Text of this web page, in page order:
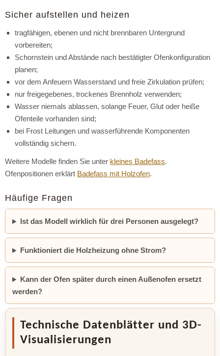
Sicher aufstellen und heizen
tragfähigen, ebenen und nicht brennbaren Untergrund
vorbereiten;
Schornstein und Abstände nach bestätigter Ofenkonfiguration
planen;
vor dem Anfeuern Wasserstand und freie Zirkulation prüfen;
nur freigegebenes, trockenes Brennholz verwenden;
Wasser niemals ablassen, solange Feuer, Glut oder heiße
Ofenteile vorhanden sind;
bei Frost Leitungen und wasserführende Komponenten
vollständig sichern.
Weitere Modelle finden Sie unter kleines Badefass.
Ofenpositionen erklärt Badefass mit Holzofen.
Häufige Fragen
Ist das Modell wirklich für drei Personen ausgelegt?
Funktioniert die Holzheizung ohne Strom?
Kann der Ofen später durch einen Außenofen ersetzt
werden?
Technische Datenblätter und 3D-
Visualisierungen